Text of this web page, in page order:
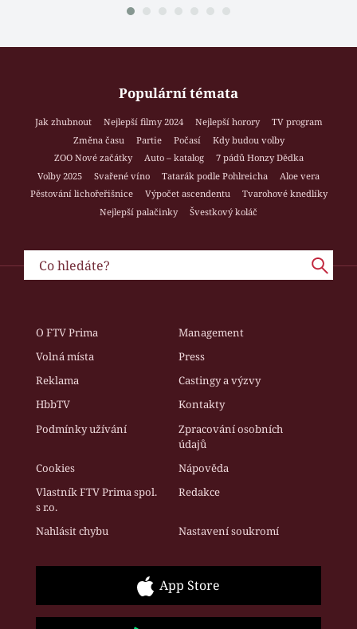
Populární témata
Jak zhubnout Nejlepší filmy 2024 Nejlepší horory
TV program
Změna času
Partie Počasí
Kdy budou volby
ZOO Nové začátky
Auto – katalog
7 pádů Honzy Dědka
Volby 2025
Svařené víno Tatarák podle Pohlreicha
Aloe vera
Pěstování lichořeřišnice
Výpočet ascendentu
Tvarohové knedlíky
Nejlepší palačinky
Švestkový koláč
O FTV Prima
Management
Volná místa
Press
Reklama
Castingy a výzvy
HbbTV
Kontakty
Podmínky užívání
Zpracování osobních
údajů
Cookies
Nápověda
Vlastník FTV Prima spol.
s r.o.
Redakce
Nahlásit chybu Nastavení soukromí
App Store